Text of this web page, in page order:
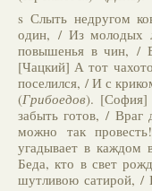
s Слыть недругом
один, / Из молодых
повышенья в чин, /
[Чацкий] А тот
поселился, / И с
(Грибоедов). [София]
забыть готов, / Враг
можно так
угадывает в каждом
Беда, кто в свет
шутливою сатирой, /